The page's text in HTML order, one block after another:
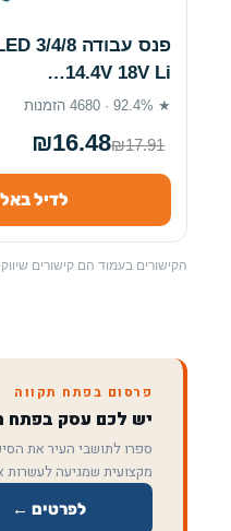
14.4V 18V Li…
★ 92.4% · 4680 הזמנות
₪16.48₪17.91
לדיל
הקישורים בעמוד הם קישורים
פרסום בפתח תקווה
יש לכם עסק בפתח
ספרו לתושבי העיר את
מקצועית שמגיעה לעשרות
לפרטים ←